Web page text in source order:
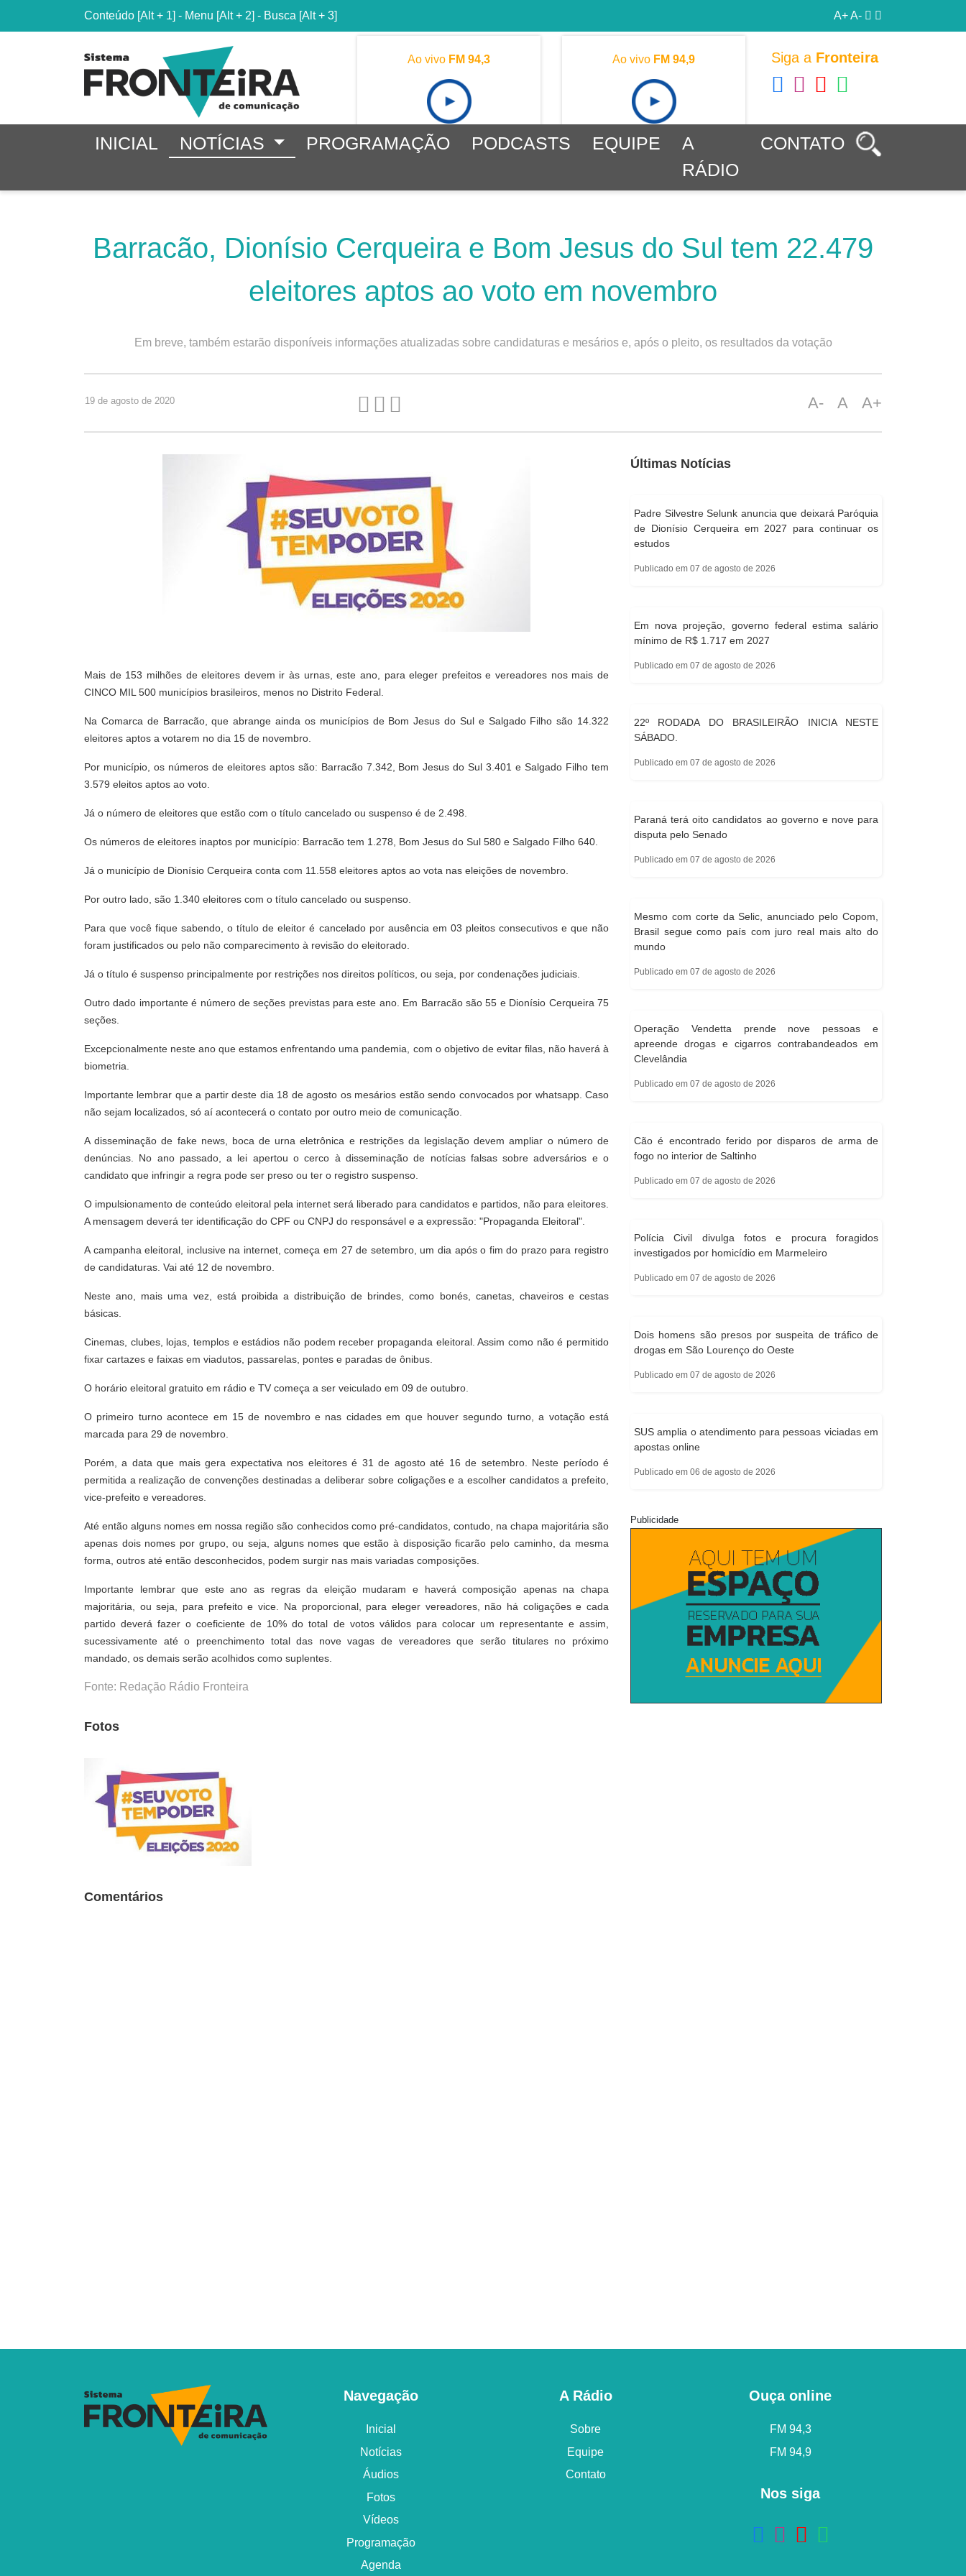
Conteúdo [Alt + 1] - Menu [Alt + 2] - Busca [Alt + 3] A+A-
Ao vivo FM 94,3 Ao vivo FM 94,9 Siga a Fronteira
INICIAL NOTÍCIAS PROGRAMAÇÃO PODCASTS EQUIPE
A
RÁDIO
CONTATO
Barracão, Dionísio Cerqueira e Bom Jesus do Sul tem 22.479
eleitores aptos ao voto em novembro
Em breve, também estarão disponíveis informações atualizadas sobre candidaturas e mesários e, após o pleito, os resultados da votação
19 de agosto de 2020 A- A A+
Mais de 153 milhões de eleitores devem ir às urnas, este ano, para eleger prefeitos e vereadores nos mais de
CINCO MIL 500 municípios brasileiros, menos no Distrito Federal.
Na Comarca de Barracão, que abrange ainda os municípios de Bom Jesus do Sul e Salgado Filho são 14.322
eleitores aptos a votarem no dia 15 de novembro.
Por município, os números de eleitores aptos são: Barracão 7.342, Bom Jesus do Sul 3.401 e Salgado Filho tem
3.579 eleitos aptos ao voto.
Já o número de eleitores que estão com o título cancelado ou suspenso é de 2.498.
Os números de eleitores inaptos por município: Barracão tem 1.278, Bom Jesus do Sul 580 e Salgado Filho 640.
Já o município de Dionísio Cerqueira conta com 11.558 eleitores aptos ao vota nas eleições de novembro.
Por outro lado, são 1.340 eleitores com o título cancelado ou suspenso.
Para que você fique sabendo, o título de eleitor é cancelado por ausência em 03 pleitos consecutivos e que não
foram justificados ou pelo não comparecimento à revisão do eleitorado.
Já o título é suspenso principalmente por restrições nos direitos políticos, ou seja, por condenações judiciais.
Outro dado importante é número de seções previstas para este ano. Em Barracão são 55 e Dionísio Cerqueira 75
seções.
Excepcionalmente neste ano que estamos enfrentando uma pandemia, com o objetivo de evitar filas, não haverá à
biometria.
Importante lembrar que a partir deste dia 18 de agosto os mesários estão sendo convocados por whatsapp. Caso
não sejam localizados, só aí acontecerá o contato por outro meio de comunicação.
A disseminação de fake news, boca de urna eletrônica e restrições da legislação devem ampliar o número de
denúncias. No ano passado, a lei apertou o cerco à disseminação de notícias falsas sobre adversários e o
candidato que infringir a regra pode ser preso ou ter o registro suspenso.
O impulsionamento de conteúdo eleitoral pela internet será liberado para candidatos e partidos, não para eleitores.
A mensagem deverá ter identificação do CPF ou CNPJ do responsável e a expressão: "Propaganda Eleitoral".
A campanha eleitoral, inclusive na internet, começa em 27 de setembro, um dia após o fim do prazo para registro
de candidaturas. Vai até 12 de novembro.
Neste ano, mais uma vez, está proibida a distribuição de brindes, como bonés, canetas, chaveiros e cestas
básicas.
Cinemas, clubes, lojas, templos e estádios não podem receber propaganda eleitoral. Assim como não é permitido
fixar cartazes e faixas em viadutos, passarelas, pontes e paradas de ônibus.
O horário eleitoral gratuito em rádio e TV começa a ser veiculado em 09 de outubro.
O primeiro turno acontece em 15 de novembro e nas cidades em que houver segundo turno, a votação está
marcada para 29 de novembro.
Porém, a data que mais gera expectativa nos eleitores é 31 de agosto até 16 de setembro. Neste período é
permitida a realização de convenções destinadas a deliberar sobre coligações e a escolher candidatos a prefeito,
vice-prefeito e vereadores.
Até então alguns nomes em nossa região são conhecidos como pré-candidatos, contudo, na chapa majoritária são
apenas dois nomes por grupo, ou seja, alguns nomes que estão à disposição ficarão pelo caminho, da mesma
forma, outros até então desconhecidos, podem surgir nas mais variadas composições.
Importante lembrar que este ano as regras da eleição mudaram e haverá composição apenas na chapa
majoritária, ou seja, para prefeito e vice. Na proporcional, para eleger vereadores, não há coligações e cada
partido deverá fazer o coeficiente de 10% do total de votos válidos para colocar um representante e assim,
sucessivamente até o preenchimento total das nove vagas de vereadores que serão titulares no próximo
mandado, os demais serão acolhidos como suplentes.
Fonte: Redação Rádio Fronteira
Fotos
Comentários
Últimas Notícias
Padre Silvestre Selunk anuncia que deixará Paróquia
de Dionísio Cerqueira em 2027 para continuar os
estudos
Publicado em 07 de agosto de 2026
Em nova projeção, governo federal estima salário
mínimo de R$ 1.717 em 2027
Publicado em 07 de agosto de 2026
22º RODADA DO BRASILEIRÃO INICIA NESTE
SÁBADO.
Publicado em 07 de agosto de 2026
Paraná terá oito candidatos ao governo e nove para
disputa pelo Senado
Publicado em 07 de agosto de 2026
Mesmo com corte da Selic, anunciado pelo Copom,
Brasil segue como país com juro real mais alto do
mundo
Publicado em 07 de agosto de 2026
Operação Vendetta prende nove pessoas e
apreende drogas e cigarros contrabandeados em
Clevelândia
Publicado em 07 de agosto de 2026
Cão é encontrado ferido por disparos de arma de
fogo no interior de Saltinho
Publicado em 07 de agosto de 2026
Polícia Civil divulga fotos e procura foragidos
investigados por homicídio em Marmeleiro
Publicado em 07 de agosto de 2026
Dois homens são presos por suspeita de tráfico de
drogas em São Lourenço do Oeste
Publicado em 07 de agosto de 2026
SUS amplia o atendimento para pessoas viciadas em
apostas online
Publicado em 06 de agosto de 2026
Publicidade
Navegação
Inicial
Notícias
Áudios
Fotos
Vídeos
Programação
Agenda
A Rádio
Sobre
Equipe
Contato
Ouça online
FM 94,3
FM 94,9
Nos siga